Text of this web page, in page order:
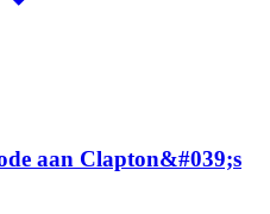
aan Clapton&#039;s